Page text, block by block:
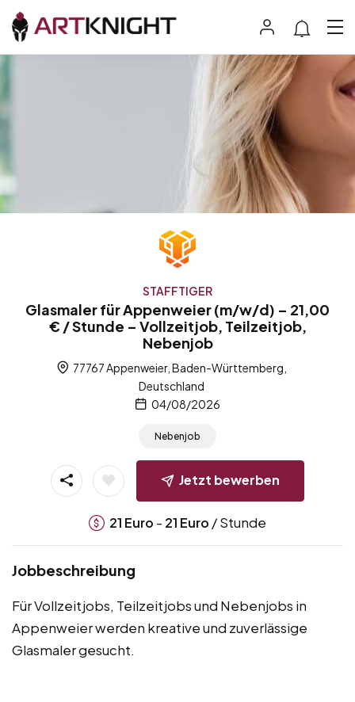
STAFFTIGER
Glasmaler für Appenweier (m/w/d) – 21,00
€ / Stunde – Vollzeitjob, Teilzeitjob,
Nebenjob
77767 Appenweier, Baden-Württemberg,
Deutschland
04/08/2026
Nebenjob
Jetzt bewerben
21 Euro - 21 Euro / Stunde
Jobbeschreibung
Für Vollzeitjobs, Teilzeitjobs und Nebenjobs in
Appenweier werden kreative und zuverlässige
Glasmaler gesucht.